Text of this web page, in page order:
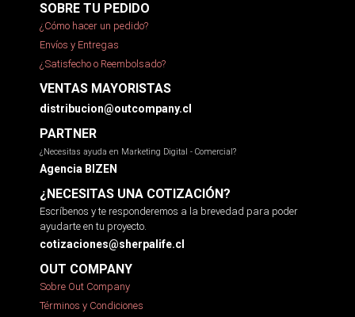
SOBRE TU PEDIDO
¿Cómo hacer un pedido?
Envíos y Entregas
¿Satisfecho o Reembolsado?
VENTAS MAYORISTAS
distribucion@outcompany.cl
PARTNER
¿Necesitas ayuda en Marketing Digital - Comercial?
Agencia BIZEN
¿NECESITAS UNA COTIZACIÓN?
Escríbenos y te responderemos a la brevedad para poder
ayudarte en tu proyecto.
cotizaciones@sherpalife.cl
OUT COMPANY
Sobre Out Company
Términos y Condiciones